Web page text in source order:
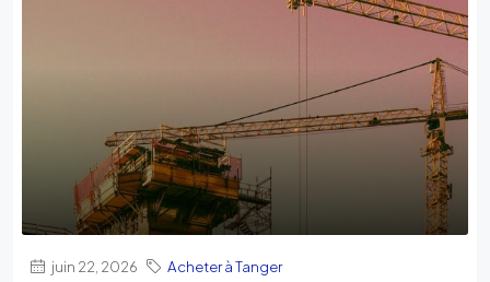
juin 22, 2026 Acheter à Tanger